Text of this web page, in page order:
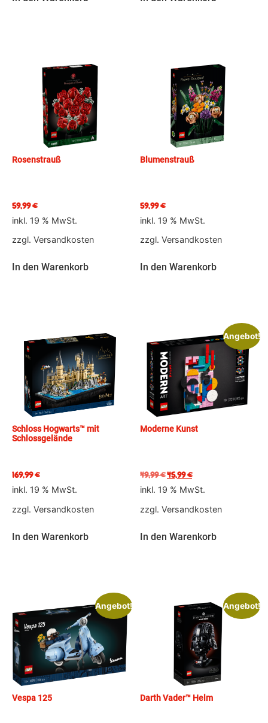
Rosenstrauß
59,99€
inkl. 19 % MwSt.
zzgl. Versandkosten
In den Warenkorb
Blumenstrauß
59,99€
inkl. 19 % MwSt.
zzgl. Versandkosten
In den Warenkorb
Schloss Hogwarts™ mit
Schlossgelände
169,99€
inkl. 19 % MwSt.
zzgl. Versandkosten
In den Warenkorb
Angebot!
Moderne Kunst
49,99€45,99€
inkl. 19 % MwSt.
zzgl. Versandkosten
In den Warenkorb
Angebot!
Vespa 125
Angebot!
Darth Vader™ Helm